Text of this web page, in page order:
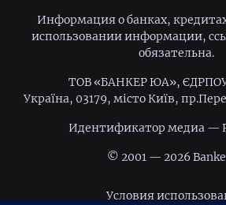
Информация о банках,
использовании информации,
обязательна.
ТОВ «БАНКЕР ЮА», ЄДРПОУ
Україна, 03179, місто Київ,
Идентификатор медиа —
© 2001 — 2026
Условия